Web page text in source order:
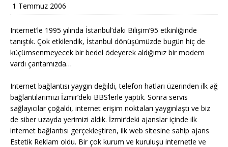
1 Temmuz 2006
Internet’le 1995 yılında İstanbul’daki Bilişim’95 etkinliğinde
tanıştık. Çok etkilendik, İstanbul dönüşümüzde bugün hiç de
küçümsenmeyecek bir bedel ödeyerek aldığımız bir modem
vardı çantamızda…
Internet bağlantısı yaygın değildi, telefon hatları üzerinden ilk ağ
bağlantılarımızı İzmir’deki BBS’lerle yaptık. Sonra servis
sağlayıcılar çoğaldı, internet erişim noktaları yaygınlaştı ve biz
de siber uzayda yerimizi aldık. İzmir’deki ajanslar içinde ilk
internet bağlantısı gerçekleştiren, ilk web sitesine sahip ajans
Estetik Reklam oldu. Bir çok kurum ve kuruluşu internetle ve